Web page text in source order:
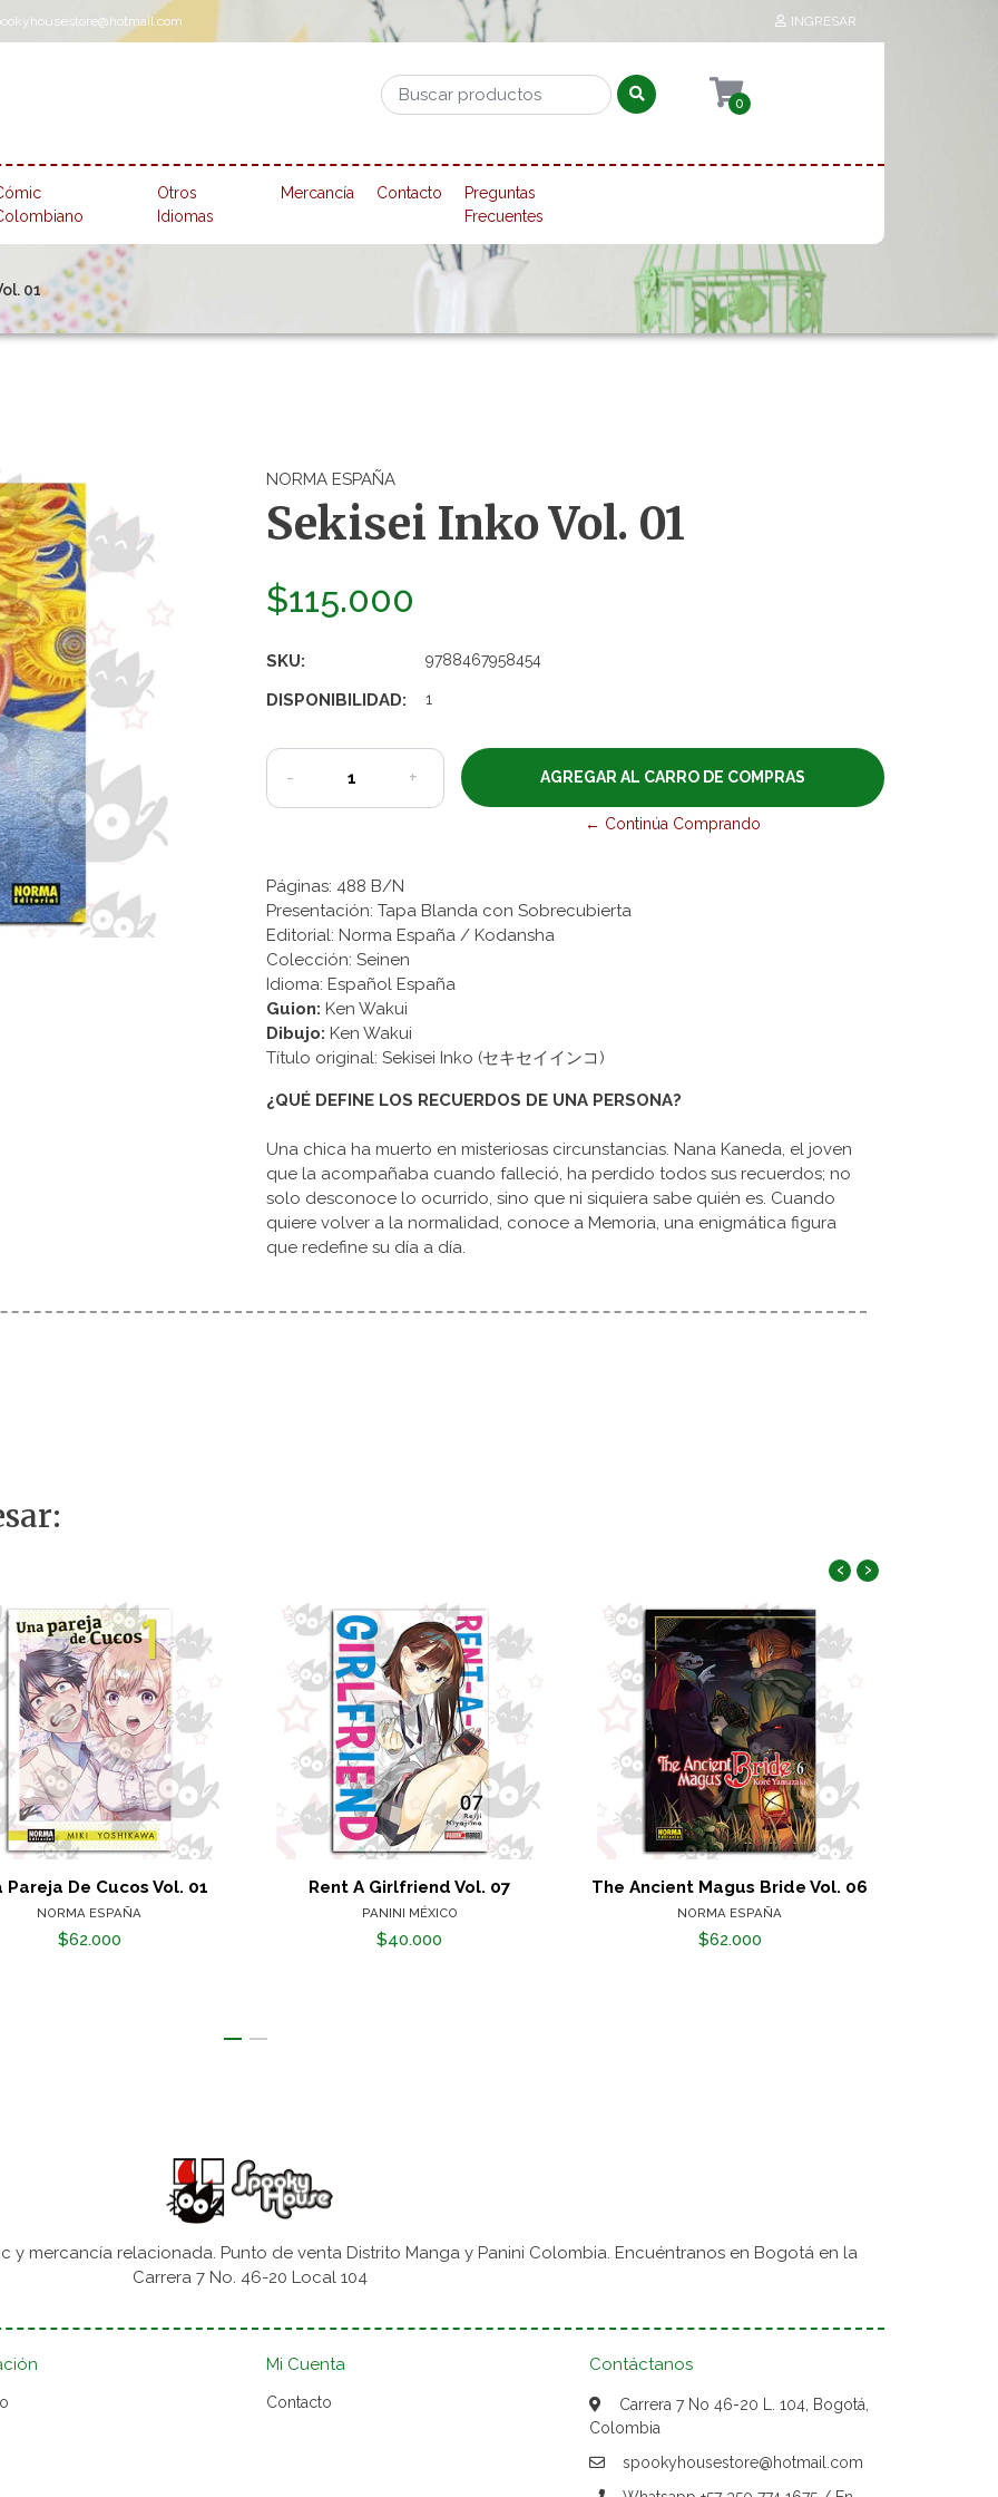
INGRESAR
0
Otros
Idiomas
Mercancía Contacto
Preguntas
Frecuentes
01
NORMA ESPAÑA
Sekisei Inko Vol. 01
$115.000
SKU: 9788467958454
DISPONIBILIDAD: 1
- +
← Continúa Comprando
Páginas: 488 B/N
Presentación: Tapa Blanda con Sobrecubierta
Editorial: Norma España / Kodansha
Colección: Seinen
Idioma: Español España
Guion: Ken Wakui
Dibujo: Ken Wakui
Título original: Sekisei Inko (セキセイインコ)
¿QUÉ DEFINE LOS RECUERDOS DE UNA PERSONA?
Una chica ha muerto en misteriosas circunstancias. Nana Kaneda, el joven
que la acompañaba cuando falleció, ha perdido todos sus recuerdos; no
solo desconoce lo ocurrido, sino que ni siquiera sabe quién es. Cuando
quiere volver a la normalidad, conoce a Memoria, una enigmática figura
que redefine su día a día.
Pareja De Cucos Vol. 01
NORMA ESPAÑA
$62.000
Rent A Girlfriend Vol. 07
PANINI MÉXICO
$40.000
The Ancient Magus Bride Vol. 06
NORMA ESPAÑA
$62.000
‹ ›
y mercancía relacionada. Punto de venta Distrito Manga y Panini Colombia. Encuéntranos en Bogotá en la
Carrera 7 No. 46-20 Local 104
Mi Cuenta
Contacto
Contáctanos
Carrera 7 No 46-20 L. 104, Bogotá,
Colombia
spookyhousestore@hotmail.com